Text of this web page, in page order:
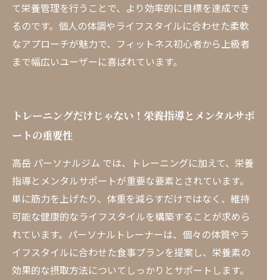
て栄養管理を行うことで、より効率的に目標を達成でき
るのです。個人の体調やライフスタイルに合わせた柔軟
なアプローチが魅力で、フィットネス初心者から上級者
まで幅広いユーザーに喜ばれています。
トレーニングだけじゃない！栄養指導とメンタルサポ
ートの重要性
高岳 パーソナルジム では、トレーニングに加えて、栄養
指導とメンタルサポートが重要な要素とされています。
単に筋力を上げたり、体重を減らすだけではなく、維持
可能な健康的なライフスタイルを構築することが求めら
れています。パーソナルトレーナーは、個々の体質やラ
イフスタイルに合わせた食事プランを提案し、栄養素の
効果的な摂取方法についてしっかりとサポートします。